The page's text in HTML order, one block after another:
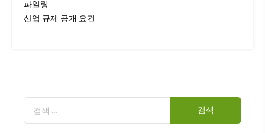
파일링
산업 규제 공개 요건